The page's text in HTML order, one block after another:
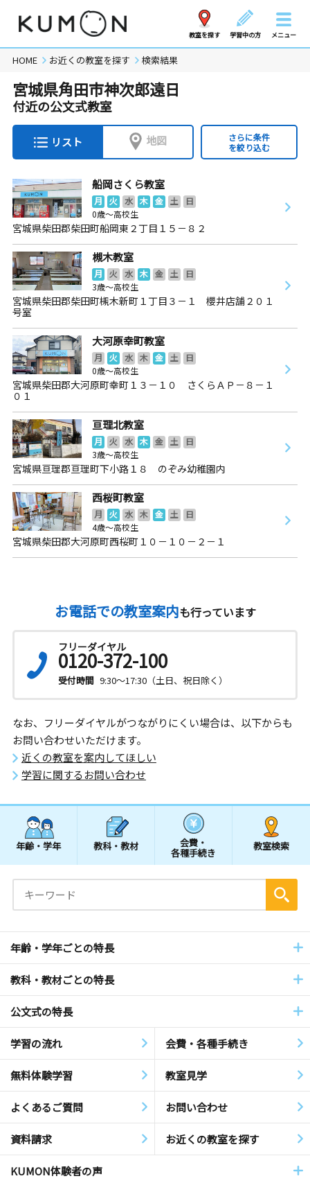
教室を探す 学習中の方 メニュー
HOME お近くの教室を探す 検索結果
宮城県角田市神次郎遠日
付近の公文式教室
リスト 地図
さらに条件
を絞り込む
船岡さくら教室
月 火 水 木 金 土
日
0歳～高校生
宮城県柴田郡柴田町船岡東２丁目１５－８２
槻木教室
月 火 水 木 金 土
日
3歳～高校生
宮城県柴田郡柴田町槻木新町１丁目３－１ 櫻井店舗２０１
号室
大河原幸町教室
月 火 水 木 金 土
日
0歳～高校生
宮城県柴田郡大河原町幸町１３－１０ さくらＡＰ－８－１
０１
亘理北教室
月 火 水 木 金 土
日
3歳～高校生
宮城県亘理郡亘理町下小路１８ のぞみ幼稚園内
西桜町教室
月 火 水 木 金 土
日
4歳～高校生
宮城県柴田郡大河原町西桜町１０－１０－２－１
お電話での教室案内も行っています
フリーダイヤル
0120-372-100
受付時間 9:30～17:30（土日、祝日除く）
なお、フリーダイヤルがつながりにくい場合は、以下からも
お問い合わせいただけます。
近くの教室を案内してほしい
学習に関するお問い合わせ
年齢・学年 教科・教材 会費・
各種手続き
教室検索
年齢・学年ごとの特長
教科・教材ごとの特長
公文式の特長
学習の流れ 会費・各種手続き
無料体験学習 教室見学
よくあるご質問 お問い合わせ
資料請求 お近くの教室を探す
KUMON体験者の声